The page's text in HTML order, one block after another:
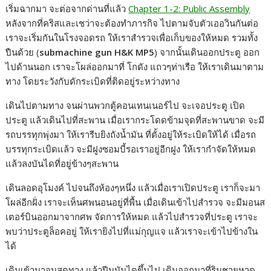
c
e
b
o
o
k
s
s
e
n
g
e
r
n
p
L
i
n
k
a
e
เริ่มฉากมา จะต่อจากด่านที่แล้วChapter 1-2: Public Assembly
หลังจากที่คริสและเชว่าจะต้องทำภารกิจ ไปตามจับตัวเออวินกันต่อ
เราจะเริ่มกันในโรงจอดรถ ให้เราสำรวจเพื่อเก็บของให้หมด รวมทั้ง
ปืนด้วย (submachine gun H&K MP5) จากนั้นเดินออกประตู ออก
ไปด้านนอก เราจะโผล่ออกมาที่ โกดัง แถวๆท่าเรือ ให้เราเดินมาตาม
ทาง โดยระวังกับดักระเบิดที่ติดอยู่ระหว่างทาง
เดินไปตามทาง จนผ่านพวกตู้คอนเทนเนอร์ไป จะเจอประตู เปิด
ประตู แล้วเดินไปที่สะพาน เมื่อเรากระโดดข้ามจุดที่สะพานขาด จะมี
รถบรรทุกพุ่งมา ให้เรารีบยิงถังน้ำมัน ที่ตั้งอยู่ให้ระเบิดให้ได้ เมื่อรถ
บรรทุกระเบิดแล้ว จะมีฝูงซอมบี้รอเราอยู่อีกฝูง ให้เรากำจัดให้หมด
แล้วลงบันไดที่อยู่ข้างๆสะพาน
เดินลอดอุโมงค์ ไปจนถึงห้องๆหนึ่ง แล้วเมื่อเราเปิดประตู เราก็จะมา
โผล่อีกฝั่ง เราจะเห็นศพนอนอยู่ที่พื้น เมื่อเดินเข้าไปสำรวจ จะมีมอนส
เตอร์บินออกมาจากศพ จัดการให้หมด แล้วไปสำรวจที่ประตู เราจะ
พบว่าประตูล็อคอยู่ ให้เรายิงไปที่แม่กุญแจ แล้วเราจะเข้าไปข้างใน
ได้